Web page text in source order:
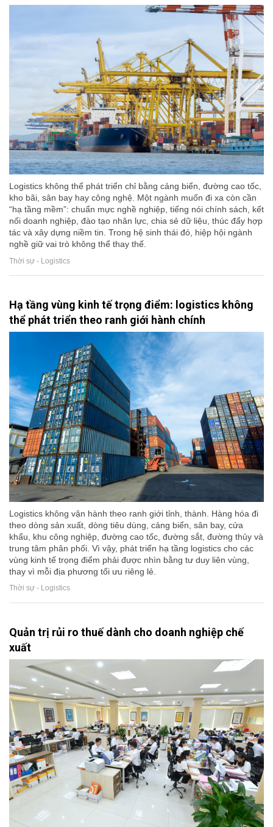
Logistics không thể phát triển chỉ bằng cảng biển, đường cao tốc,
kho bãi, sân bay hay công nghệ. Một ngành muốn đi xa còn cần
“hạ tầng mềm”: chuẩn mực nghề nghiệp, tiếng nói chính sách, kết
nối doanh nghiệp, đào tạo nhân lực, chia sẻ dữ liệu, thúc đẩy hợp
tác và xây dựng niềm tin. Trong hệ sinh thái đó, hiệp hội ngành
nghề giữ vai trò không thể thay thế.
Thời sự - Logistics
Hạ tầng vùng kinh tế trọng điểm: logistics không
thể phát triển theo ranh giới hành chính
Logistics không vận hành theo ranh giới tỉnh, thành. Hàng hóa đi
theo dòng sản xuất, dòng tiêu dùng, cảng biển, sân bay, cửa
khẩu, khu công nghiệp, đường cao tốc, đường sắt, đường thủy và
trung tâm phân phối. Vì vậy, phát triển hạ tầng logistics cho các
vùng kinh tế trọng điểm phải được nhìn bằng tư duy liên vùng,
thay vì mỗi địa phương tối ưu riêng lẻ.
Thời sự - Logistics
Quản trị rủi ro thuế dành cho doanh nghiệp chế
xuất